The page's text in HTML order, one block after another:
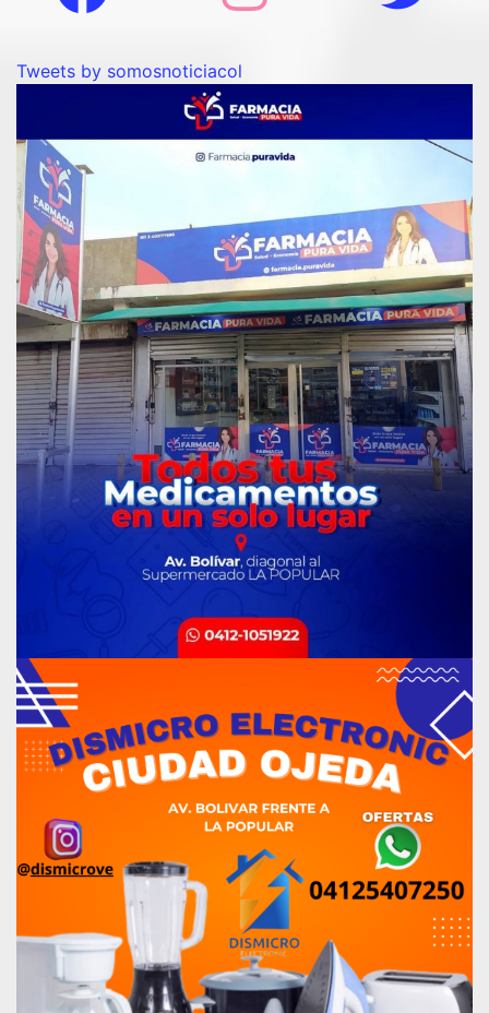
Tweets by somosnoticiacol